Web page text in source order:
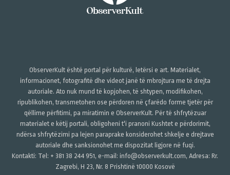
ObserverKult është portal për kulturë, letërsi e art. Materialet,
informacionet, fotografitë dhe videot janë të mbrojtura me të drejta
autoriale. Ato nuk mund të kopjohen, të shtypen, modifikohen,
ripublikohen, transmetohen ose përdoren në çfarëdo forme tjetër për
qëllime përfitimi, pa miratimin e ObserverKult. Për të shfrytëzuar
materialet e këtij portali, obligoheni t'i pranoni Kushtet e përdorimit,
ndërsa shfrytëzimi pa lejen paraprake konsiderohet shkelje e drejtave
autoriale dhe sanksionohet me dispozitat ligjore në fuqi.
Kontakti: Tel: + 381 38 244 951, e-mail: info@observerkult.com, Adresa: Rr.
Zagrebi, H 23, Nr. 8 Prishtinë 10000 Kosovë